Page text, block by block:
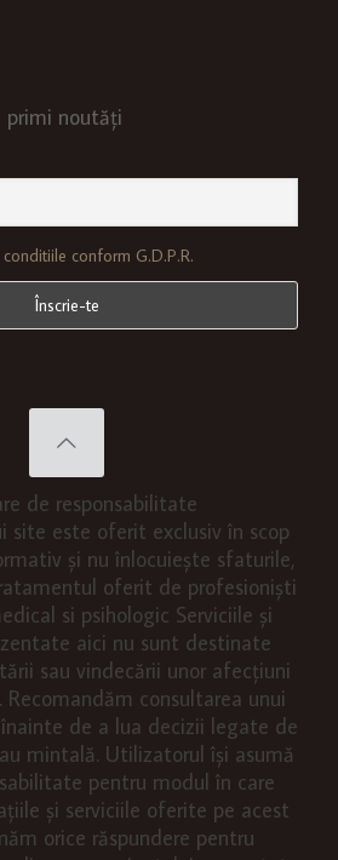
primi noutăți
conform G.D.P.R.
de responsabilitate
site este oferit exclusiv în scop
și nu înlocuiește sfaturile,
oferit de profesioniști
si psihologic Serviciile și
aici nu sunt destinate
sau vindecării unor afecțiuni
Recomandăm consultarea unui
de a lua decizii legate de
mintală. Utilizatorul își asumă
pentru modul în care
și serviciile oferite pe acest
orice răspundere pentru